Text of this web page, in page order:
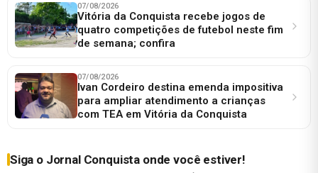
07/08/2026
Vitória da Conquista recebe jogos de
quatro competições de futebol neste fim
de semana; confira
07/08/2026
Ivan Cordeiro destina emenda impositiva
para ampliar atendimento a crianças
com TEA em Vitória da Conquista
Siga o Jornal Conquista onde você estiver!